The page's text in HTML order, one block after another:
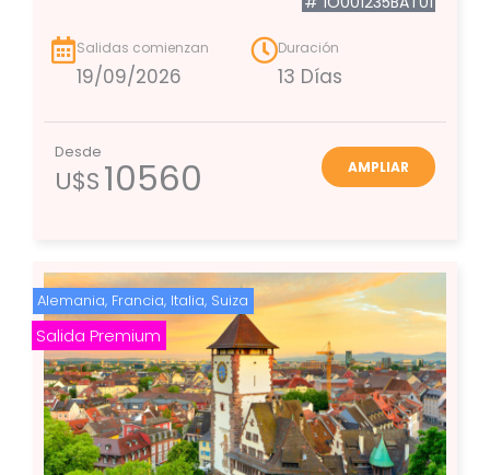
Salidas comienzan
19/09/2026
Duración
13 Días
Desde
U$S10560 AMPLIAR
Alemania, Francia, Italia, Suiza
Salida Premium